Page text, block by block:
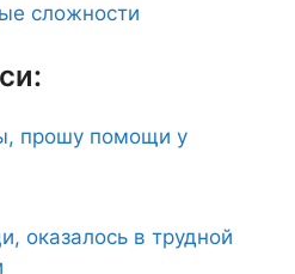
сложности
прошу помощи у
оказалось в трудной